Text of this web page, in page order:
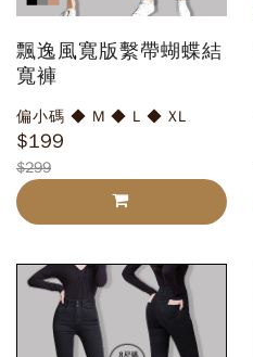
飄逸風寬版繫帶蝴蝶結
寬褲
偏小碼 ◆ M ◆ L ◆ XL
$199
$299